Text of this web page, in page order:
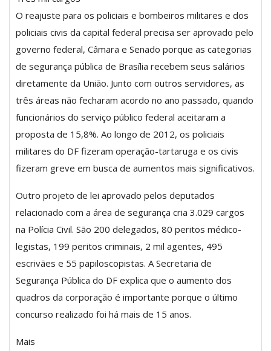
O reajuste para os policiais e bombeiros militares e dos
policiais civis da capital federal precisa ser aprovado pelo
governo federal, Câmara e Senado porque as categorias
de segurança pública de Brasília recebem seus salários
diretamente da União. Junto com outros servidores, as
três áreas não fecharam acordo no ano passado, quando
funcionários do serviço público federal aceitaram a
proposta de 15,8%. Ao longo de 2012, os policiais
militares do DF fizeram operação-tartaruga e os civis
fizeram greve em busca de aumentos mais significativos.
Outro projeto de lei aprovado pelos deputados
relacionado com a área de segurança cria 3.029 cargos
na Polícia Civil. São 200 delegados, 80 peritos médico-
legistas, 199 peritos criminais, 2 mil agentes, 495
escrivães e 55 papiloscopistas. A Secretaria de
Segurança Pública do DF explica que o aumento dos
quadros da corporação é importante porque o último
concurso realizado foi há mais de 15 anos.
Mais